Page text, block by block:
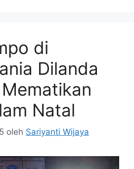
di
Dilanda
Natal
oleh Sariyanti Wijaya